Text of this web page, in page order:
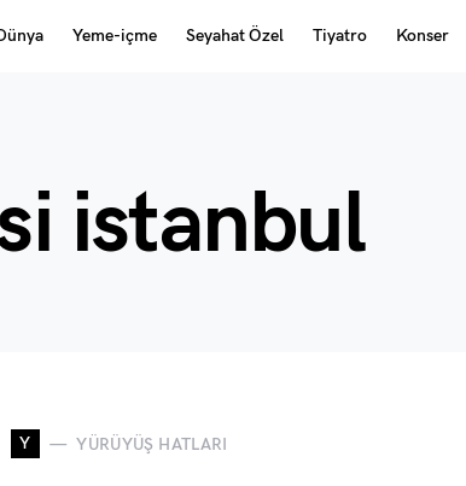
Yeme-içme Seyahat Özel Tiyatro Konser
istanbul
Y YÜRÜYÜŞ HATLARI